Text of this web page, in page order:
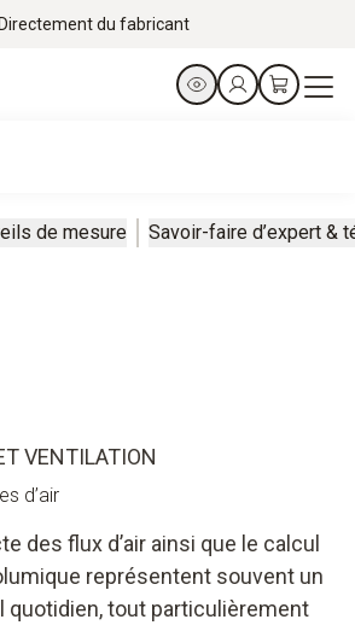
du fabricant
de mesure Savoir-faire d’expert &
VENTILATION
d’air
des flux d’air ainsi que le calcul
représentent souvent un
quotidien, tout particulièrement